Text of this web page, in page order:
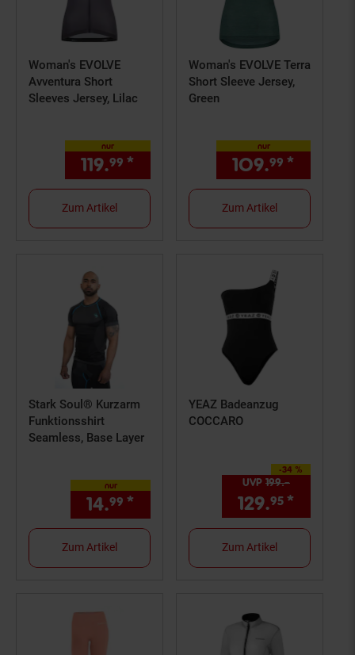
Woman's EVOLVE
Avventura Short
Sleeves Jersey, Lilac
nur
119.99 * € Sternchen
Zum Artikel
Woman's EVOLVE Terra
Short Sleeve Jersey,
Green
nur
109.99 *
Zum Artikel
Stark Soul® Kurzarm
Funktionsshirt
Seamless, Base Layer
nur
14.99 * € Sternchen
Zum Artikel
YEAZ Badeanzug
COCCARO
-34 %
Sie Sparen 34 Prozent,
UVP 199.–
129.95 *
Zum Artikel